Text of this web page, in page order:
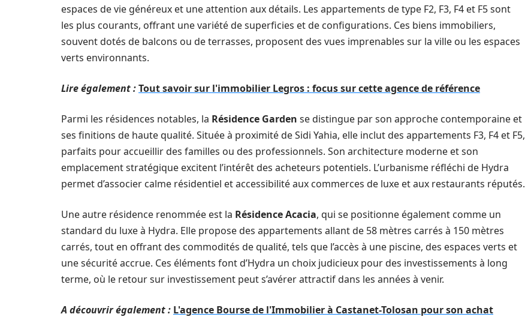
espaces de vie généreux et une attention aux détails. Les appartements de type F2, F3, F4 et F5 sont
les plus courants, offrant une variété de superficies et de configurations. Ces biens immobiliers,
souvent dotés de balcons ou de terrasses, proposent des vues imprenables sur la ville ou les espaces
verts environnants.
Lire également :Tout savoir sur l'immobilier Legros : focus sur cette agence de référence
Parmi les résidences notables, la Résidence Garden se distingue par son approche contemporaine et
ses finitions de haute qualité. Située à proximité de Sidi Yahia, elle inclut des appartements F3, F4 et F5,
parfaits pour accueillir des familles ou des professionnels. Son architecture moderne et son
emplacement stratégique excitent l’intérêt des acheteurs potentiels. L’urbanisme réfléchi de Hydra
permet d’associer calme résidentiel et accessibilité aux commerces de luxe et aux restaurants réputés.
Une autre résidence renommée est la Résidence Acacia, qui se positionne également comme un
standard du luxe à Hydra. Elle propose des appartements allant de 58 mètres carrés à 150 mètres
carrés, tout en offrant des commodités de qualité, tels que l’accès à une piscine, des espaces verts et
une sécurité accrue. Ces éléments font d’Hydra un choix judicieux pour des investissements à long
terme, où le retour sur investissement peut s’avérer attractif dans les années à venir.
A découvrir également : L'agence Bourse de l'Immobilier à Castanet-Tolosan pour son achat